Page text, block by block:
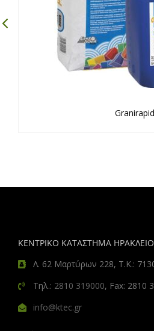
Granirapid
ΚΕΝΤΡΙΚΟ ΚΑΤΑΣΤΗΜΑ
Λ. 62 Μαρτύρων 228, Τ.Κ.:
Τηλ.: 2810 319000, Fax: 2810
info@ktec.gr